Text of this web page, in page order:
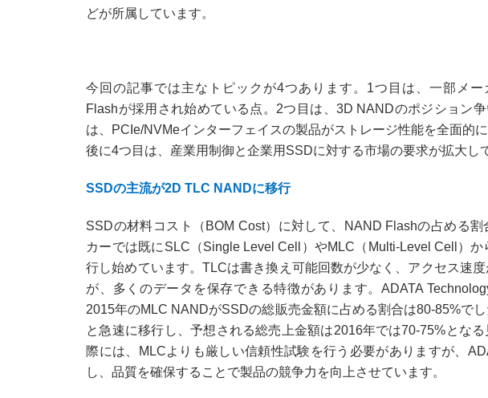
どが所属しています。
今回の記事では主なトピックが4つあります。1つ目は、一部メ
Flashが採用され始めている点。2つ目は、3D NANDのポジション
は、PCIe/NVMeインターフェイスの製品がストレージ性能を全面的
後に4つ目は、産業用制御と企業用SSDに対する市場の要求が拡大し
SSDの主流が2D TLC NANDに移行
SSDの材料コスト（BOM Cost）に対して、NAND Flashの占める
カーでは既にSLC（Single Level Cell）やMLC（Multi-Level Cell）
行し始めています。TLCは書き換え可能回数が少なく、アクセス速
が、多くのデータを保存できる特徴があります。ADATA
2015年のMLC NANDがSSDの総販売金額に占める割合は80-85%で
と急速に移行し、予想される総売上金額は2016年では70-75%とな
際には、MLCよりも厳しい信頼性試験を行う必要がありますが、
し、品質を確保することで製品の競争力を向上させています。